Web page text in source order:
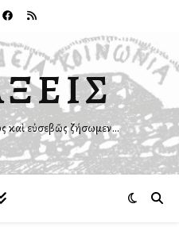
καὶ εὐσεβῶς ζήσωμεν…